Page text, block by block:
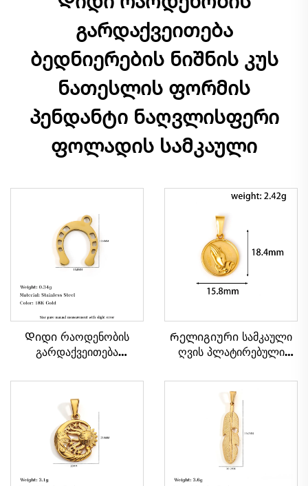
გარდაქვეითება
ბედნიერების ნიშნის კუს
ნათესლის ფორმის
პენდანტი ნაღვლისფერი
ფოლადის სამკაული
Დიდი რაოდენობის
გარდაქვეითება
ნათესლის ფორმის
პენდანტი ნაღვლისფერი
ფოლადის სამკაული
Რელიგიური სამკაული
ღვის პლატირებული
წრიული ფორმის კაცის
სასაყელი პენდანტი